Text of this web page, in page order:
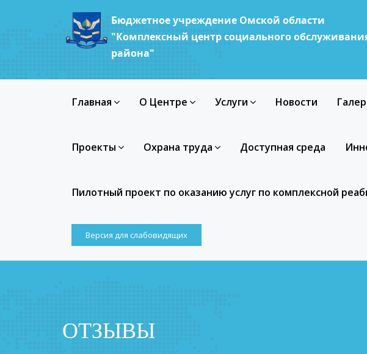
Бюджетное учреждение Омской области
"Комплексный центр социального
района"
Главная О Центре Услуги Новости
Проекты Охрана труда Доступная среда
Пилотный проект по оказанию услуг по комплексной
Версия для слабовидящих
ОТЗЫВЫ